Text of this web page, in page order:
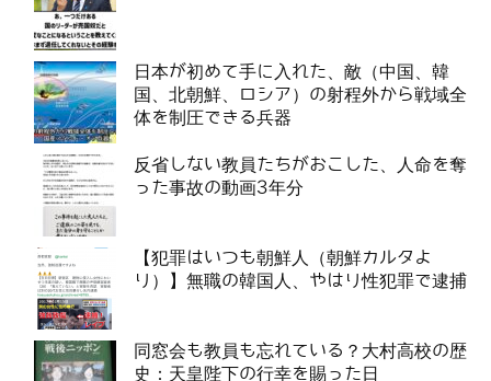
日本が初めて手に入れた、敵（中国、韓
国、北朝鮮、ロシア）の射程外から戦域全
体を制圧できる兵器
反省しない教員たちがおこした、人命を奪
った事故の動画3年分
【犯罪はいつも朝鮮人（朝鮮カルタよ
り）】無職の韓国人、やはり性犯罪で逮捕
同窓会も教員も忘れている？大村高校の歴
史：天皇陛下の行幸を賜った日